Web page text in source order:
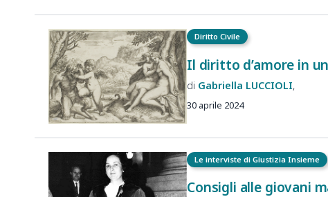
Diritto Civile
Il diritto d’amore in
Gabriella LUCCIOLI
30 aprile 2024
Le interviste di Giustizia Insieme
Consigli alle giovani